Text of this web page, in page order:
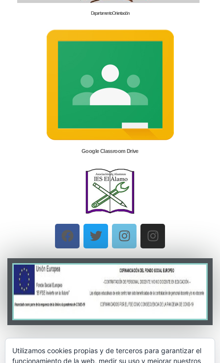
Departamento Orientación
Google Classroom Drive
Utilizamos cookies propias y de terceros para garantizar el
funcionamiento de la web, medir su uso y mejorar nuestros